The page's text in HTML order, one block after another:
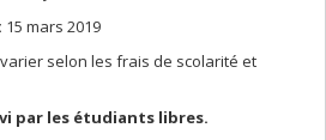
15 mars 2019
selon les frais de scolarité et
par les étudiants libres.